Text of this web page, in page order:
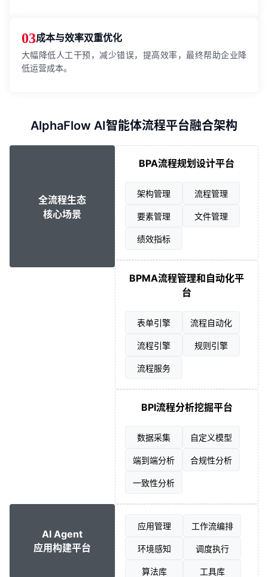
03成本与效率双重优化
大幅降低人工干预，减少错误，提高效率，最终帮助企业降
低运营成本。
AlphaFlow AI智能体流程平台融合架构
全流程生态
核心场景
BPA流程规划设计平台
架构管理 流程管理
要素管理 文件管理
绩效指标
BPMA流程管理和自动化平
台
表单引擎 流程自动化
流程引擎 规则引擎
流程服务
BPI流程分析挖掘平台
数据采集 自定义模型
端到端分析 合规性分析
一致性分析
AI Agent
应用构建平台
应用管理 工作流编排
环境感知 调度执行
算法库 工具库